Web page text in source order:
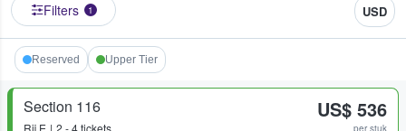
Filters 1 USD
Reserved Upper Tier
Section 116 US$ 536